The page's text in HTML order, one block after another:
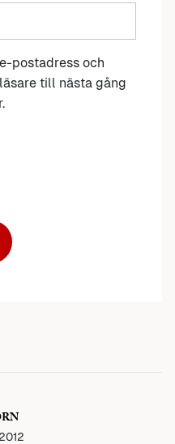
postadress och
till nästa gång